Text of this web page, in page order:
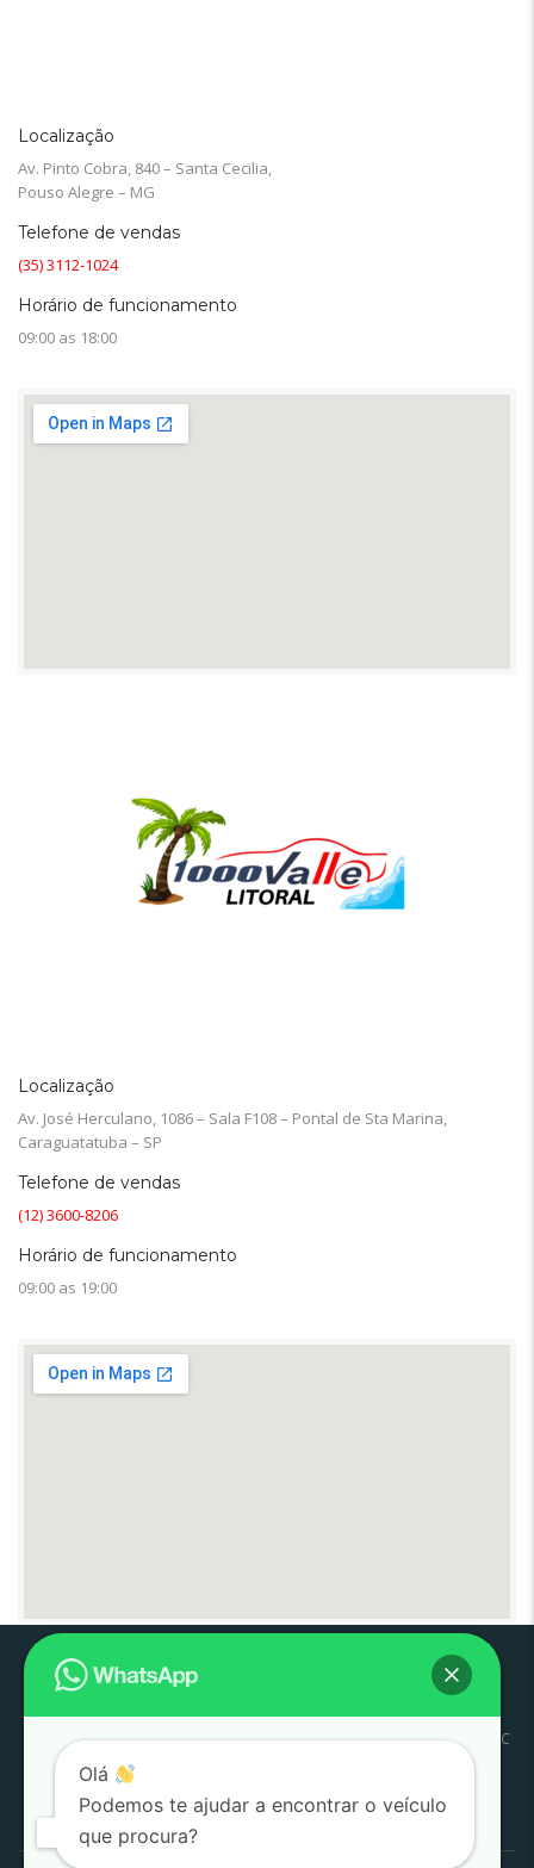
Localização
Av. Pinto Cobra, 840 – Santa Cecilia,
Pouso Alegre – MG
Telefone de vendas
(35) 3112-1024
Horário de funcionamento
09:00 as 18:00
Localização
Av. José Herculano, 1086 – Sala F108 – Pontal de Sta Marina,
Caraguatatuba – SP
Telefone de vendas
(12) 3600-8206
Horário de funcionamento
09:00 as 19:00
Estoque SJC Litoral
Conosco
SAC
por:
Olá
Podemos te ajudar a encontrar o veículo
que procura?